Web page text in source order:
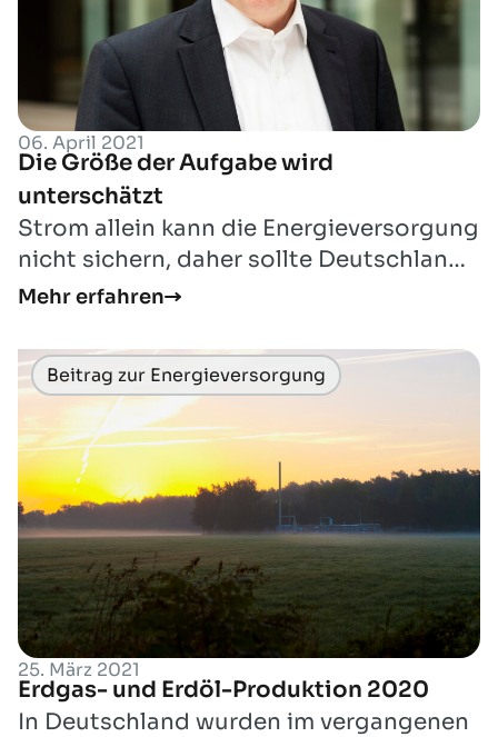
06. April 2021
Die Größe der Aufgabe wird
unterschätzt
Strom allein kann die Energieversorgung
nicht sichern, daher sollte Deutschland
stärker auf Wasserstoff setzen, finde...
Mehr erfahren
Beitrag zur Energieversorgung
25. März 2021
Erdgas- und Erdöl-Produktion 2020
In Deutschland wurden im vergangenen